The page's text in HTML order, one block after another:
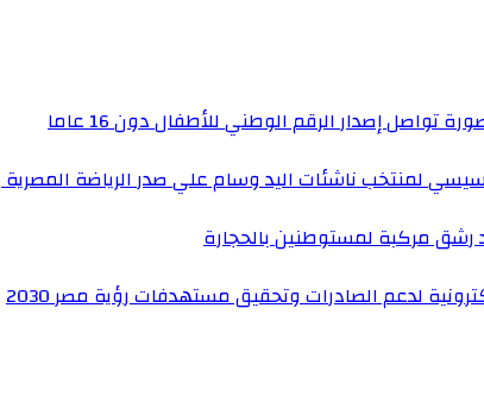
تواصل إصدار الرقم الوطني للأطفال دون 16 عاما
لمنتخب ناشئات اليد وسام علي صدر الرياضة المصرية
رشق مركبة لمستوطنين بالحجارة
لدعم الصادرات وتحقيق مستهدفات رؤية مصر 2030